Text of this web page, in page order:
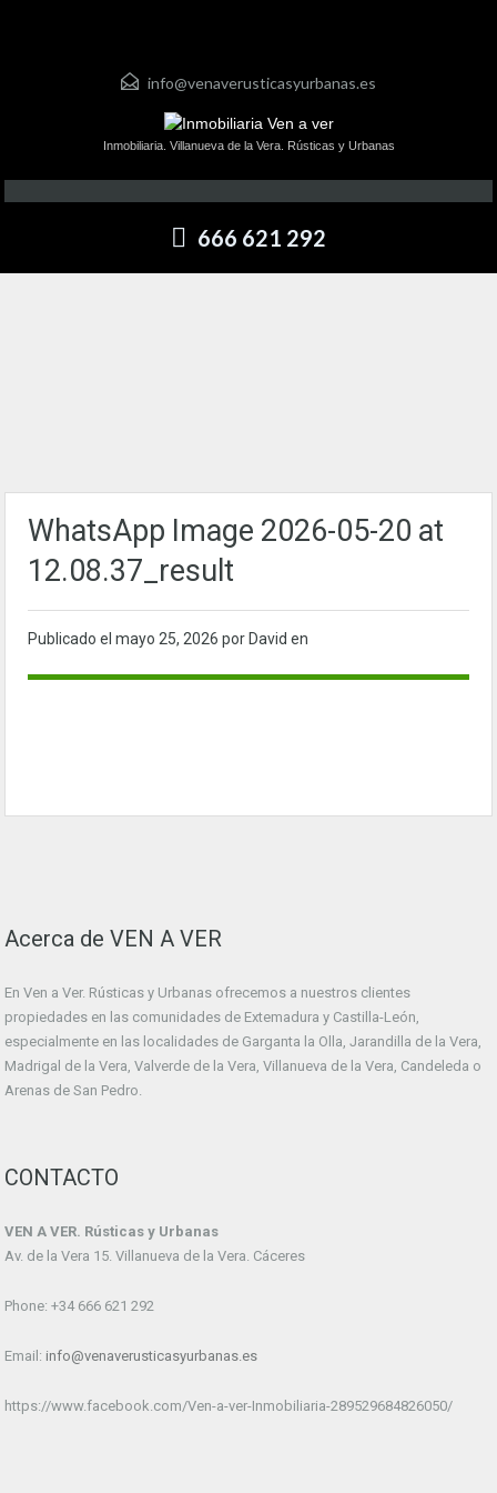
info@venaverusticasyurbanas.es
Inmobiliaria. Villanueva de la Vera. Rústicas y Urbanas
666 621 292
WhatsApp Image 2026-05-20 at
12.08.37_result
Publicado el mayo 25, 2026 por David en
Acerca de VEN A VER
En Ven a Ver. Rústicas y Urbanas ofrecemos a nuestros clientes
propiedades en las comunidades de Extemadura y Castilla-León,
especialmente en las localidades de Garganta la Olla, Jarandilla de la Vera,
Madrigal de la Vera, Valverde de la Vera, Villanueva de la Vera, Candeleda o
Arenas de San Pedro.
CONTACTO
VEN A VER. Rústicas y Urbanas
Av. de la Vera 15. Villanueva de la Vera. Cáceres
Phone: +34 666 621 292
Email: info@venaverusticasyurbanas.es
https://www.facebook.com/Ven-a-ver-Inmobiliaria-289529684826050/